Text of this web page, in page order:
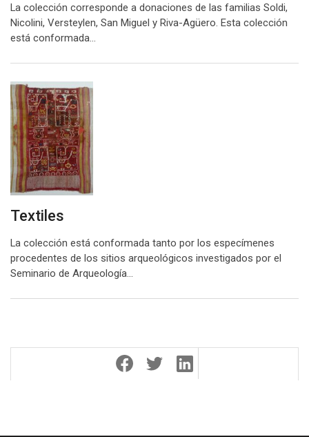
La colección corresponde a donaciones de las familias Soldi,
Nicolini, Versteylen, San Miguel y Riva-Agüero. Esta colección
está conformada…
Textiles
La colección está conformada tanto por los especímenes
procedentes de los sitios arqueológicos investigados por el
Seminario de Arqueología…